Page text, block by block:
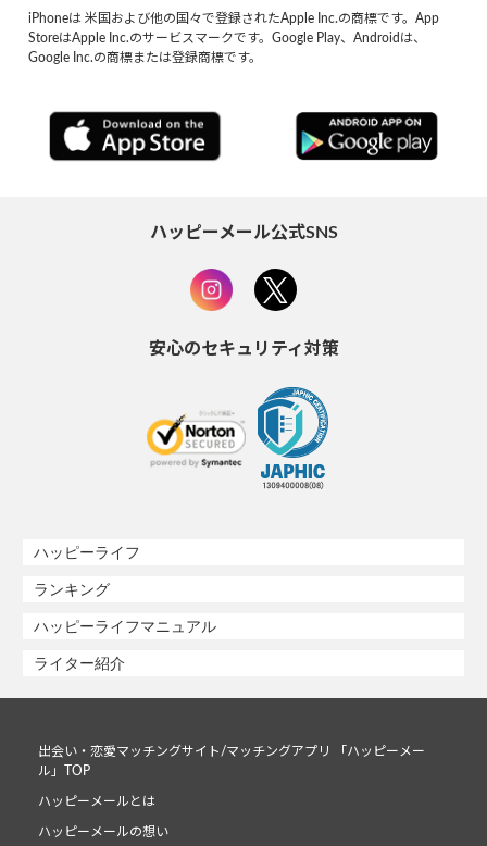
iPhoneは 米国および他の国々で登録されたApple Inc.の商標です。App
StoreはApple Inc.のサービスマークです。Google Play、Androidは、
Google Inc.の商標または登録商標です。
ハッピーメール公式SNS
安心のセキュリティ対策
ハッピーライフ
ランキング
ハッピーライフマニュアル
ライター紹介
出会い・恋愛マッチングサイト/マッチングアプリ 「ハッピーメー
ル」TOP
ハッピーメールとは
ハッピーメールの想い